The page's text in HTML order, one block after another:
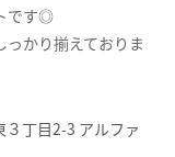
です◎
かり揃えておりま
丁目2-3 アルファ